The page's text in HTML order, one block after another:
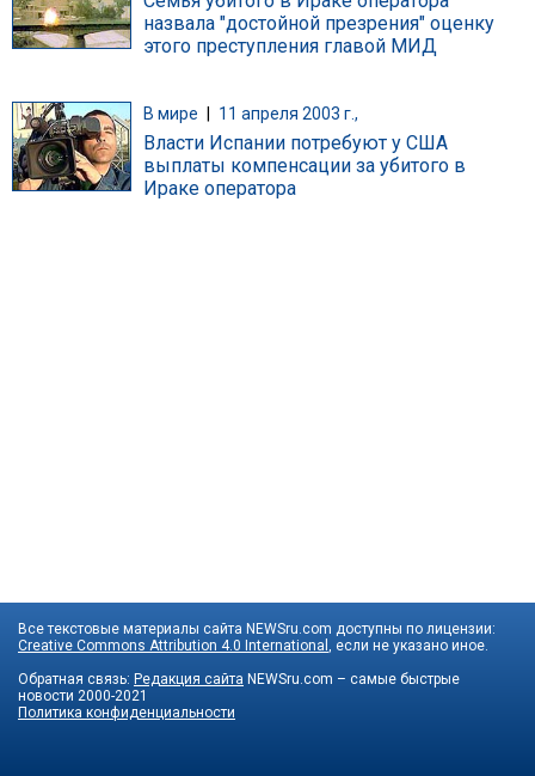
назвала "достойной презрения" оценку
этого преступления главой МИД
В мире 11 апреля 2003 г.,
Власти Испании потребуют у США
выплаты компенсации за убитого в
Ираке оператора
Все текстовые материалы сайта NEWSru.com доступны по лицензии:
Creative Commons Attribution 4.0 International , если не указано иное.
Обратная связь: Редакция сайта NEWSru.com – самые быстрые
новости 2000-2021
Политика конфиденциальности